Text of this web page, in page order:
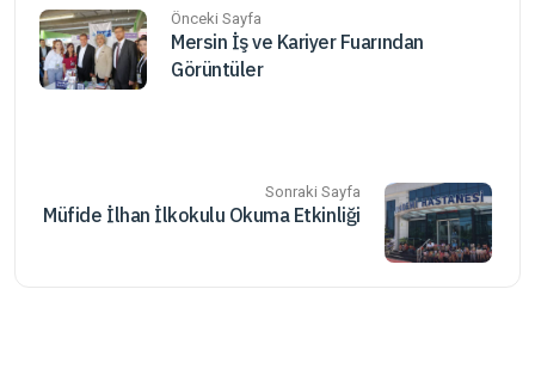
Önceki Sayfa
Mersin İş ve Kariyer Fuarından
Görüntüler
Sonraki Sayfa
Müfide İlhan İlkokulu Okuma Etkinliği